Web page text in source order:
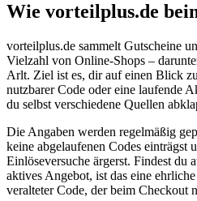
Wie vorteilplus.de
vorteilplus.de sammelt Gutscheine
Vielzahl von Online-Shops –
Arlt. Ziel ist es, dir auf einen Blick
nutzbarer Code oder eine laufende
du selbst verschiedene Quellen
Die Angaben werden regelmäßig
keine abgelaufenen Codes einträgst
Einlöseversuche ärgerst. Findest du
aktives Angebot, ist das eine
veralteter Code, der beim Checkout